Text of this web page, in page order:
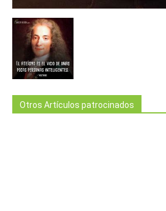
Otros Artículos patrocinados